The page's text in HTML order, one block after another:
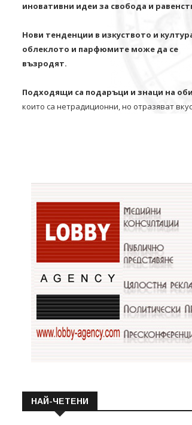
иновативни идеи за свобода и
Нови тенденции в изкуството и
облеклото и парфюмите може да се
възродят.
Подходящи са подаръци и знаци на
които са нетрадиционни, но отразяват
НАЙ-ЧЕТЕНИ